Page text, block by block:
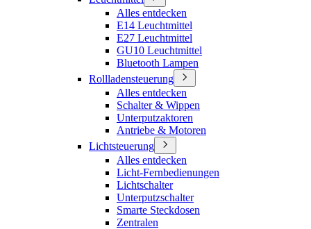
Alles entdecken
E14 Leuchtmittel
E27 Leuchtmittel
GU10 Leuchtmittel
Bluetooth Lampen
Rollladensteuerung
Alles entdecken
Schalter & Wippen
Unterputzaktoren
Antriebe & Motoren
Lichtsteuerung
Alles entdecken
Licht-Fernbedienungen
Lichtschalter
Unterputzschalter
Smarte Steckdosen
Zentralen